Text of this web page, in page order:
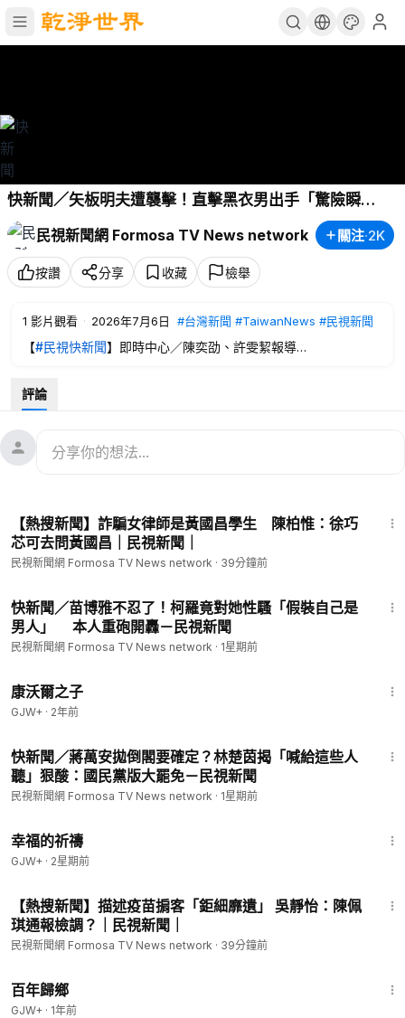
快新聞／矢板明夫遭襲擊！直擊黑衣男出手「驚險瞬
間」 蔡竺君還原事發經過－民視新聞
民視新聞網 Formosa TV News network
關注·2K
按讚 分享 收藏 檢舉
1 影片觀看 · 2026年7月6日 #台灣新聞 #TaiwanNews #民視新聞
【#民視快新聞】即時中心／陳奕劭、許雯絜報導
最新消息！資深媒體人、印太戰略智庫執行長矢板明夫今（6）
日上午在台中受邀擔任活動講師，豈料，在活動結束後離開飯店
隨，並出手攻擊臉部，嫌犯隨後逃逸，從畫面中可以看到，矢板
明夫遭攻擊後在衛生紙留下血跡，畫面相當駭人。如今兩人對
#台灣新聞 #TaiwanNews #民視新聞
--
0446?utm_source=youtube&utm_medium=description
更多相關新聞：https://www.ftvnews.com.tw/tag/%E7%9F%A
2%E6%9D%BF%E6%98%8E%E5%A4%AB
📱下載民視新聞APP →
✅ 民視新聞網：
✅ 訂閱民視IG：https://www.instagram.com/ftvnews/
評論
【熱搜新聞】詐騙女律師是黃國昌學生 陳柏惟：徐巧
芯可去問黃國昌｜民視新聞｜
民視新聞網 Formosa TV News network · 39分鐘前
快新聞／苗博雅不忍了！柯羅竟對她性騷「假裝自己是
男人」 本人重砲開轟－民視新聞
民視新聞網 Formosa TV News network · 1星期前
康沃爾之子
GJW+ · 2年前
快新聞／蔣萬安拋倒閣要確定？林楚茵揭「喊給這些人
聽」狠酸：國民黨版大罷免－民視新聞
民視新聞網 Formosa TV News network · 1星期前
幸福的祈禱
GJW+ · 2星期前
【熱搜新聞】描述疫苗掮客「鉅細靡遺」 吳靜怡：陳佩
琪通報檢調？｜民視新聞｜
民視新聞網 Formosa TV News network · 39分鐘前
百年歸鄉
GJW+ · 1年前